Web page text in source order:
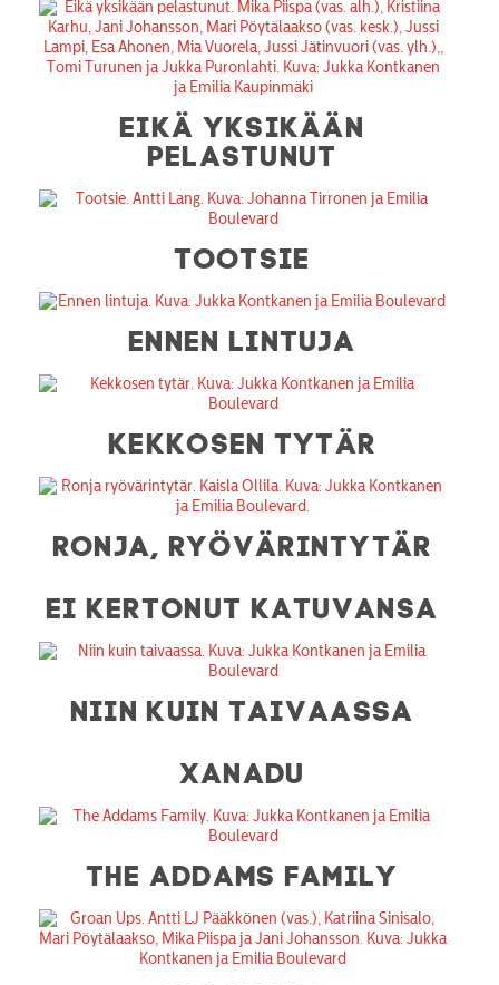
TEATTERI
KESÄTEATTERI
Tiedotteet —Medialle
Tietosuojalausunto
EIKÄ YKSIKÄÄN
PELASTUNUT
TOOTSIE
ENNEN LINTUJA
KEKKOSEN TYTÄR
RONJA, RYÖVÄRINTYTÄR
EI KERTONUT KATUVANSA
NIIN KUIN TAIVAASSA
XANADU
THE ADDAMS FAMILY